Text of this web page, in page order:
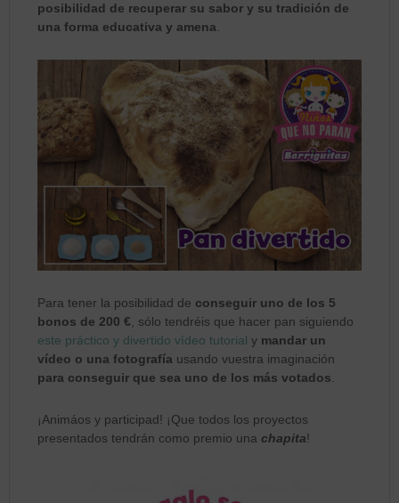
posibilidad de recuperar su sabor y su tradición de
una forma educativa y amena
Para tener la posibilidad de conseguir uno de los 5
bonos de 200 € , sólo tendréis que hacer pan siguiendo
este práctico y divertido vídeo tutorial y mandar un
vídeo o una fotografía usando vuestra imaginación
para conseguir que sea uno de los más votados
¡Animáos y participad! ¡Que todos los proyectos
presentados tendrán como premio unachapita!